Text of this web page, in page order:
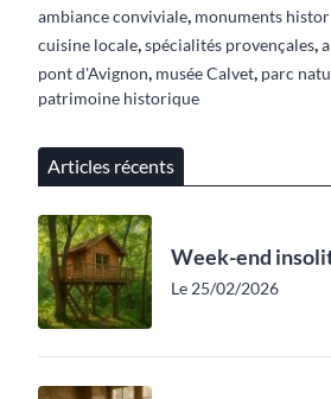
ambiance conviviale, monuments
cuisine locale,spécialités provençales,
pont d'Avignon, musée Calvet, parc
patrimoine historique
Articles récents
Week-end
Le 25/02/2026